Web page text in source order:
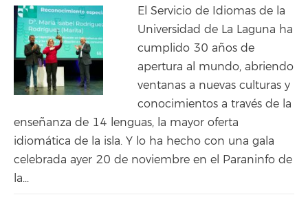
El Servicio de Idiomas de la
Universidad de La Laguna ha
cumplido 30 años de
apertura al mundo, abriendo
ventanas a nuevas culturas y
conocimientos a través de la
enseñanza de 14 lenguas, la mayor oferta
idiomática de la isla. Y lo ha hecho con una gala
celebrada ayer 20 de noviembre en el Paraninfo de
la...